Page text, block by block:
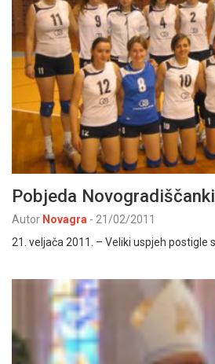
Pobjeda
Autor Novagra - 21/02/2011
21. veljača 2011. – Veliki uspjeh postigle